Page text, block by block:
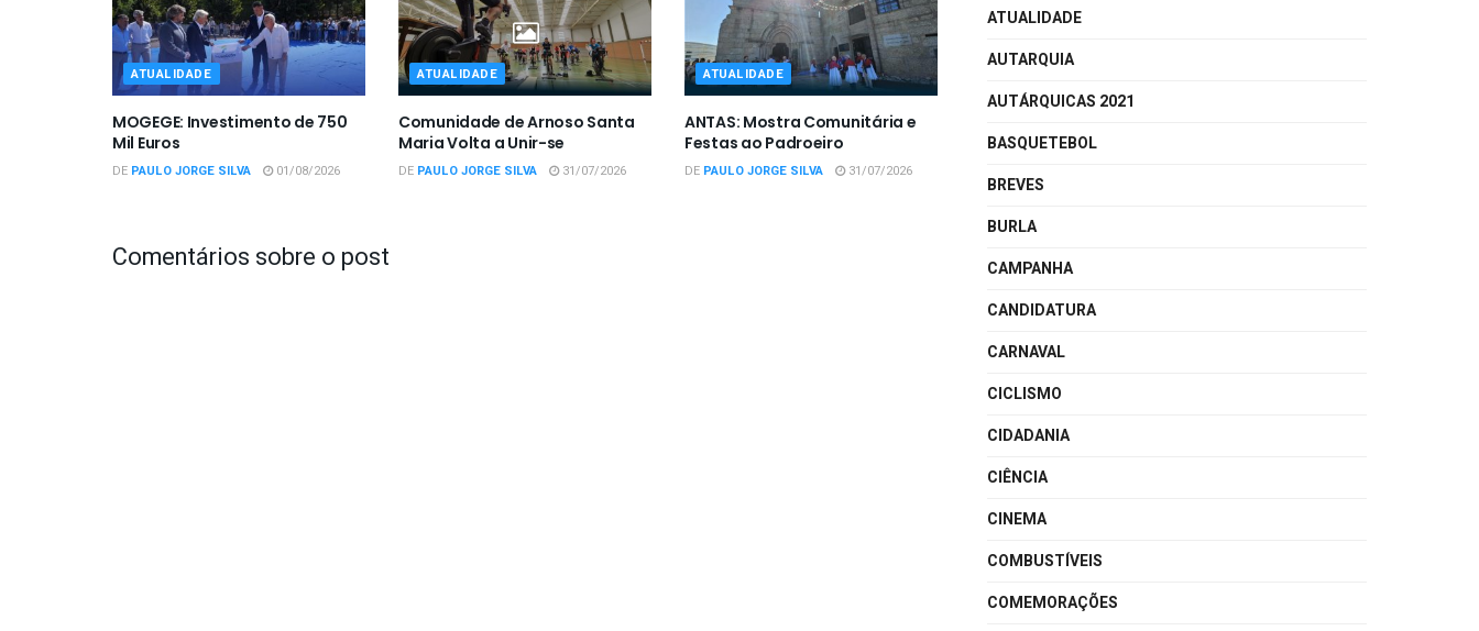
ATUALIDADE
MOGEGE: Investimento de 750
Mil Euros
DE PAULO JORGE SILVA 01/08/2026
ATUALIDADE
Comunidade de Arnoso Santa
Maria Volta a Unir-se
DE PAULO JORGE SILVA 31/07/2026
ATUALIDADE
ANTAS: Mostra Comunitária e
Festas ao Padroeiro
DE PAULO JORGE SILVA 31/07/2026
Comentários sobre o post
ATUALIDADE
AUTARQUIA
AUTÁRQUICAS 2021
BASQUETEBOL
BREVES
BURLA
CAMPANHA
CANDIDATURA
CARNAVAL
CICLISMO
CIDADANIA
CIÊNCIA
CINEMA
COMBUSTÍVEIS
COMEMORAÇÕES